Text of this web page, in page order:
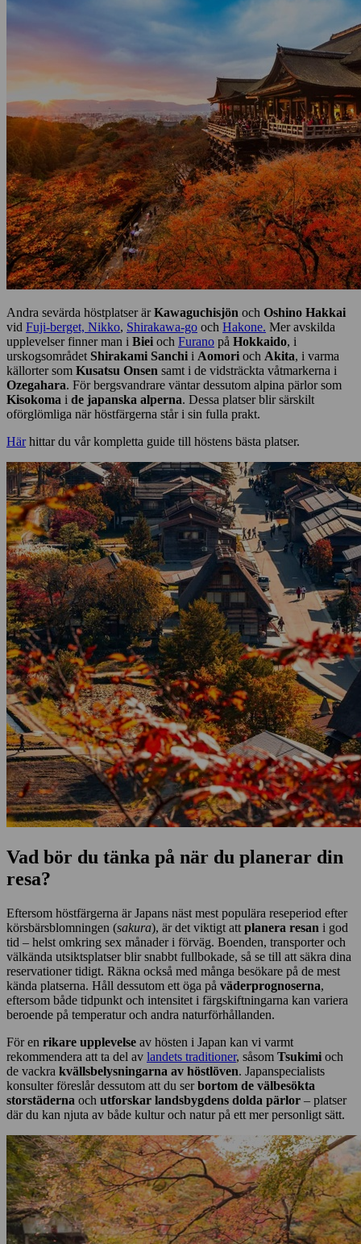
Andra sevärda höstplatser ärKawaguchisjön och Oshino Hakkai
vid Fuji-berget, Nikko, Shirakawa-go och Hakone. Mer avskilda
upplevelser finner man i Biei och Furano på Hokkaido, i
urskogsområdet Shirakami Sanchi i Aomori och Akita, i varma
källorter som Kusatsu Onsen samt i de vidsträckta våtmarkerna i
Ozegahara. För bergsvandrare väntar dessutom alpina pärlor som
Kisokoma i de japanska alperna. Dessa platser blir särskilt
oförglömliga när höstfärgerna står i sin fulla prakt.
Härhittar du vår kompletta guide till höstens bästa platser.
Vad bör du tänka på när du planerar din
resa?
Eftersom höstfärgerna är Japans näst mest populära reseperiod efter
körsbärsblomningen (sakura), är det viktigt att planera resan i god
tid – helst omkring sex månader i förväg. Boenden, transporter och
välkända utsiktsplatser blir snabbt fullbokade, så se till att säkra dina
reservationer tidigt. Räkna också med många besökare på de mest
kända platserna. Håll dessutom ett öga på väderprognoserna,
eftersom både tidpunkt och intensitet i färgskiftningarna kan variera
beroende på temperatur och andra naturförhållanden.
För en rikare upplevelse av hösten i Japan kan vi varmt
rekommendera att ta del av landets traditioner, såsom Tsukimi och
de vackra kvällsbelysningarna av höstlöven. Japanspecialists
konsulter föreslår dessutom att du serbortom de välbesökta
storstäderna och utforskar landsbygdens dolda pärlor – platser
där du kan njuta av både kultur och natur på ett mer personligt sätt.